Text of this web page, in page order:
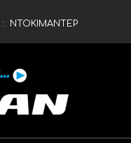
ΝΤΟΚΙΜΑΝΤΕΡ